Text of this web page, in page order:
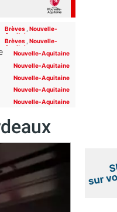
Brèves ,Nouvelle-
Aquitaine
Brèves ,Nouvelle-
Aquitaine
Nouvelle-Aquitaine
Nouvelle-Aquitaine
Nouvelle-Aquitaine
Nouvelle-Aquitaine
Nouvelle-Aquitaine